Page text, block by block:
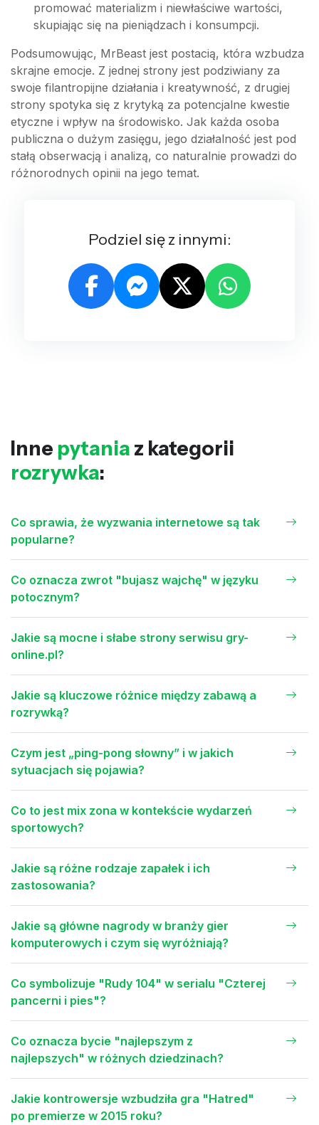
promować materializm i niewłaściwe wartości,
skupiając się na pieniądzach i konsumpcji.
Podsumowując, MrBeast jest postacią, która wzbudza
skrajne emocje. Z jednej strony jest podziwiany za
swoje filantropijne działania i kreatywność, z drugiej
strony spotyka się z krytyką za potencjalne kwestie
etyczne i wpływ na środowisko. Jak każda osoba
publiczna o dużym zasięgu, jego działalność jest pod
stałą obserwacją i analizą, co naturalnie prowadzi do
różnorodnych opinii na jego temat.
Podziel się z innymi:
Inne pytania z kategorii
rozrywka:
Co sprawia, że wyzwania internetowe są tak
popularne?
Co oznacza zwrot "bujasz wajchę" w języku
potocznym?
Jakie są mocne i słabe strony serwisu gry-
online.pl?
Jakie są kluczowe różnice między zabawą a
rozrywką?
Czym jest „ping-pong słowny” i w jakich
sytuacjach się pojawia?
Co to jest mix zona w kontekście wydarzeń
sportowych?
Jakie są różne rodzaje zapałek i ich
zastosowania?
Jakie są główne nagrody w branży gier
komputerowych i czym się wyróżniają?
Co symbolizuje "Rudy 104" w serialu "Czterej
pancerni i pies"?
Co oznacza bycie "najlepszym z
najlepszych" w różnych dziedzinach?
Jakie kontrowersje wzbudziła gra "Hatred"
po premierze w 2015 roku?